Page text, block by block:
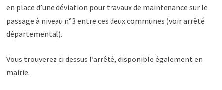
en place d’une déviation pour travaux de maintenance sur le
passage à niveau n°3 entre ces deux communes (voir arrêté
départemental).
Vous trouverez ci dessus l’arrêté, disponible également en
mairie.